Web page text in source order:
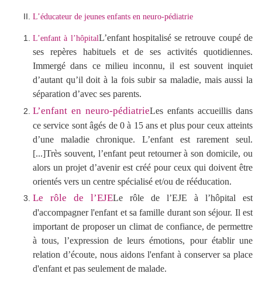
L’éducateur de jeunes enfants en neuro-pédiatrie
L’enfant à l’hôpitalL’enfant hospitalisé se retrouve coupé de
ses repères habituels et de ses activités quotidiennes.
Immergé dans ce milieu inconnu, il est souvent inquiet
d’autant qu’il doit à la fois subir sa maladie, mais aussi la
séparation d’avec ses parents.
L’enfant en neuro-pédiatrieLes enfants accueillis dans
ce service sont âgés de 0 à 15 ans et plus pour ceux atteints
d’une maladie chronique. L’enfant est rarement seul.
[...]Très souvent, l’enfant peut retourner à son domicile, ou
alors un projet d’avenir est créé pour ceux qui doivent être
orientés vers un centre spécialisé et/ou de rééducation.
Le rôle de l’EJELe rôle de l’EJE à l’hôpital est
d'accompagner l'enfant et sa famille durant son séjour. Il est
important de proposer un climat de confiance, de permettre
à tous, l’expression de leurs émotions, pour établir une
relation d’écoute, nous aidons l'enfant à conserver sa place
d'enfant et pas seulement de malade.